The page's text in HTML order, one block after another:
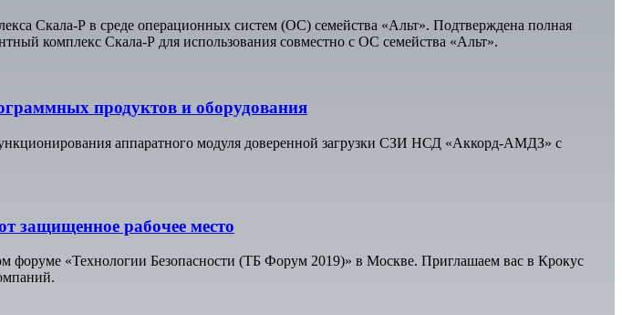
Скала-Р в среде операционных систем (ОС) семейства «Альт». Подтверждена полная
комплекс Скала-Р для использования совместно с ОС семейства «Альт».
продуктов и оборудования
аппаратного модуля доверенной загрузки СЗИ НСД «Аккорд-АМДЗ» с
защищенное рабочее место
«Технологии Безопасности (ТБ Форум 2019)» в Москве. Приглашаем вас в Крокус